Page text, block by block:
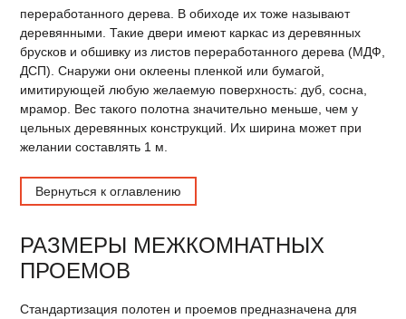
переработанного дерева. В обиходе их тоже называют
деревянными. Такие двери имеют каркас из деревянных
брусков и обшивку из листов переработанного дерева (МДФ,
ДСП). Снаружи они оклеены пленкой или бумагой,
имитирующей любую желаемую поверхность: дуб, сосна,
мрамор. Вес такого полотна значительно меньше, чем у
цельных деревянных конструкций. Их ширина может при
желании составлять 1 м.
Вернуться к оглавлению
РАЗМЕРЫ МЕЖКОМНАТНЫХ
ПРОЕМОВ
Стандартизация полотен и проемов предназначена для